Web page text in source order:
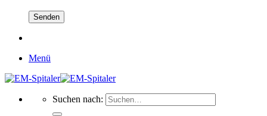
Menü
Suchen nach: